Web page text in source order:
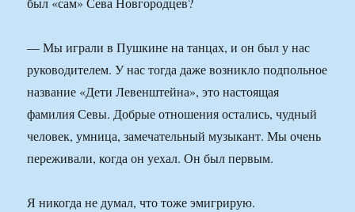
— Мы играли в Пушкине на танцах, и он был у нас
руководителем. У нас тогда даже возникло подпольное
название «Дети Левенштейна», это настоящая
фамилия Севы. Добрые отношения остались, чудный
человек, умница, замечательный музыкант. Мы очень
переживали, когда он уехал. Он был первым.
Я никогда не думал, что тоже эмигрирую.